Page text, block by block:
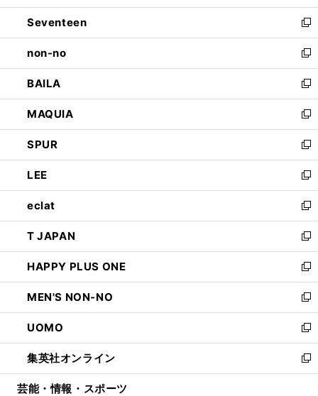
開
く
ウ
で
開
く
ン
ド
ウ
で
開
く
Seventeen
新
し
い
ウ
ィ
ン
ド
ウ
で
開
く
non-no
新
し
い
ウ
ィ
ン
ド
ウ
で
開
く
BAILA
新
し
い
ウ
ィ
ン
ド
ウ
で
開
く
MAQUIA
新
し
い
ウ
ィ
ン
ド
ウ
で
開
く
SPUR
新
し
い
ウ
ィ
ン
ド
ウ
で
開
く
LEE
新
し
い
ウ
ィ
ン
ド
ウ
で
開
く
eclat
新
し
い
ウ
ィ
ン
ド
ウ
で
開
く
T JAPAN
新
し
い
ウ
ィ
ン
ド
ウ
で
開
HAPPY PLUS ONE
新
し
い
ウ
ィ
ン
ド
ウ
MEN'S NON-NO
新
し
い
ウ
ィ
ン
UOMO
新
し
い
ウ
集英社オンライン
新
し
芸能・情報・スポーツ